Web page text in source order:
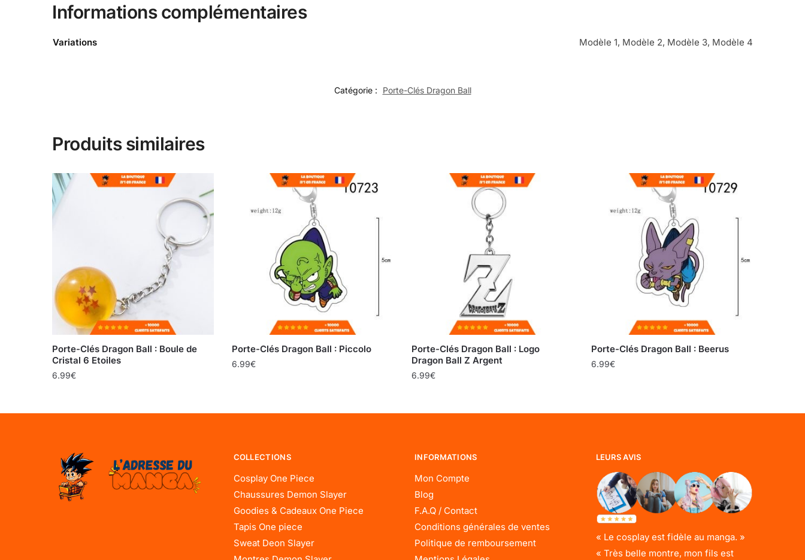
Informations complémentaires
Variations Modèle 1, Modèle 2, Modèle 3, Modèle 4
Catégorie : Porte-Clés Dragon Ball
Produits similaires
Porte-Clés Dragon Ball : Boule de
Cristal 6 Etoiles
6.99€
Porte-Clés Dragon Ball : Piccolo
6.99€
Porte-Clés Dragon Ball : Logo
Dragon Ball Z Argent
6.99€
Porte-Clés Dragon Ball : Beerus
6.99€
COLLECTIONS
Cosplay One Piece
Chaussures Demon Slayer
Goodies & Cadeaux One Piece
Tapis One piece
Sweat Deon Slayer
INFORMATIONS
Mon Compte
Blog
F.A.Q / Contact
Conditions générales de ventes
Politique de remboursement
LEURS AVIS
« Le cosplay est fidèle au manga. »
« Très belle montre, mon fils est